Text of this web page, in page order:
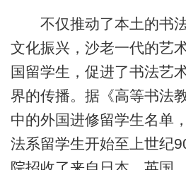
不仅推动了本土的书法
文化振兴，沙老一代的艺
国留学生，促进了书法艺
界的传播。据《高等书法
中的外国进修留学生名单
法系留学生开始至上世纪